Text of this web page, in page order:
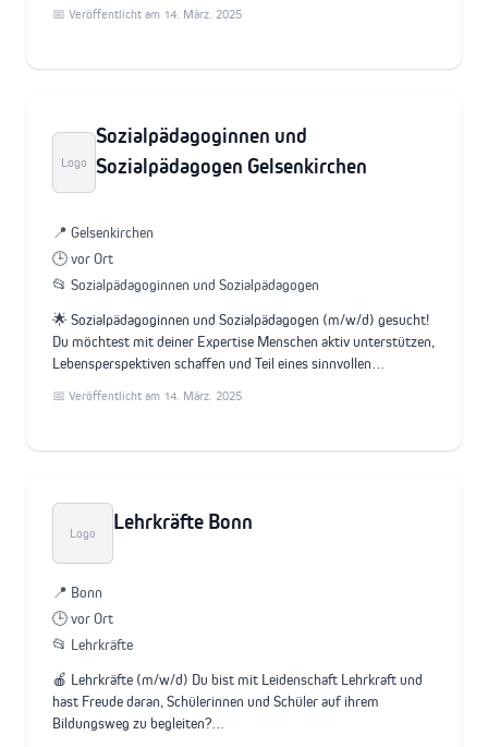
📅 Veröffentlicht am 14. März. 2025
Logo
Sozialpädagoginnen und
Sozialpädagogen Gelsenkirchen
📍 Gelsenkirchen
🕒 vor Ort
📂 Sozialpädagoginnen und Sozialpädagogen
🌟 Sozialpädagoginnen und Sozialpädagogen (m/w/d) gesucht!
Du möchtest mit deiner Expertise Menschen aktiv unterstützen,
Lebensperspektiven schaffen und Teil eines sinnvollen…
📅 Veröffentlicht am 14. März. 2025
Logo Lehrkräfte Bonn
📍 Bonn
🕒 vor Ort
📂 Lehrkräfte
🍎 Lehrkräfte (m/w/d) Du bist mit Leidenschaft Lehrkraft und
hast Freude daran, Schülerinnen und Schüler auf ihrem
Bildungsweg zu begleiten?…